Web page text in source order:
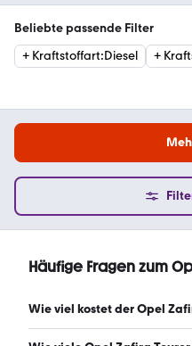
Beliebte passende Filter
+ Kraftstoffart:Diesel +
Häufige Fragen zum
Wie viel kostet der Opel